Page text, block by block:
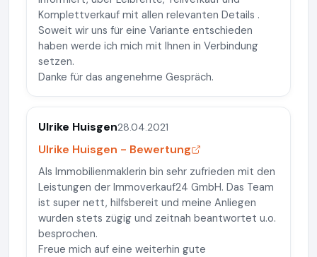
Komplettverkauf mit allen relevanten Details .
Soweit wir uns für eine Variante entschieden
haben werde ich mich mit Ihnen in Verbindung
setzen.
Danke für das angenehme Gespräch.
Ulrike Huisgen28.04.2021
Ulrike Huisgen - Bewertung
Als Immobilienmaklerin bin sehr zufrieden mit den
Leistungen der Immoverkauf24 GmbH. Das Team
ist super nett, hilfsbereit und meine Anliegen
wurden stets zügig und zeitnah beantwortet u.o.
besprochen.
Freue mich auf eine weiterhin gute